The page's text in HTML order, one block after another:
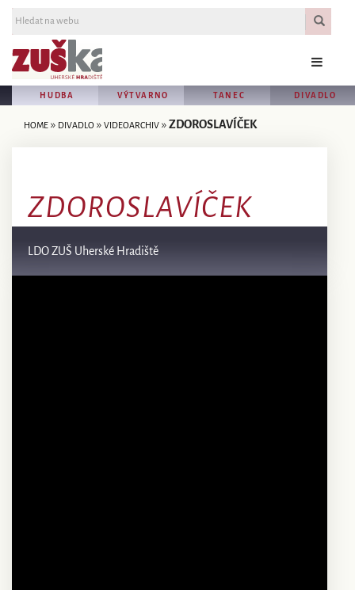
HUDBA VÝTVARNO TANEC DIVADLO
HOME » DIVADLO » VIDEOARCHIV »ZDOROSLAVÍČEK
ZDOROSLAVÍČEK
LDO ZUŠ Uherské Hradiště